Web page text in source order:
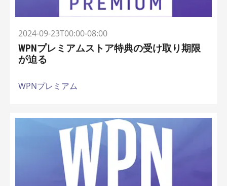
2024-09-23T00:00-08:00
WPNプレミアムストア特典の受け取り期限
が迫る
WPNプレミアム